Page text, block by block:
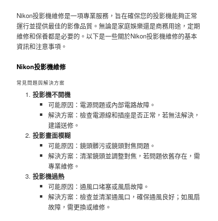
Nikon投影機維修是一項專業服務，旨在確保您的投影機能夠正常
運行並提供最佳的影像品質。無論是家庭娛樂還是商務用途，定期
維修和保養都是必要的。以下是一些關於Nikon投影機維修的基本
資訊和注意事項。
Nikon投影機維修
常見問題與解決方案
投影機不開機
可能原因：電源問題或內部電路故障。
解決方案：檢查電源線和插座是否正常，若無法解決，
建議送修。
投影畫面模糊
可能原因：鏡頭髒污或鏡頭對焦問題。
解決方案：清潔鏡頭並調整對焦，若問題依舊存在，需
專業維修。
投影機過熱
可能原因：通風口堵塞或風扇故障。
解決方案：檢查並清潔通風口，確保通風良好；如風扇
故障，需更換或維修。